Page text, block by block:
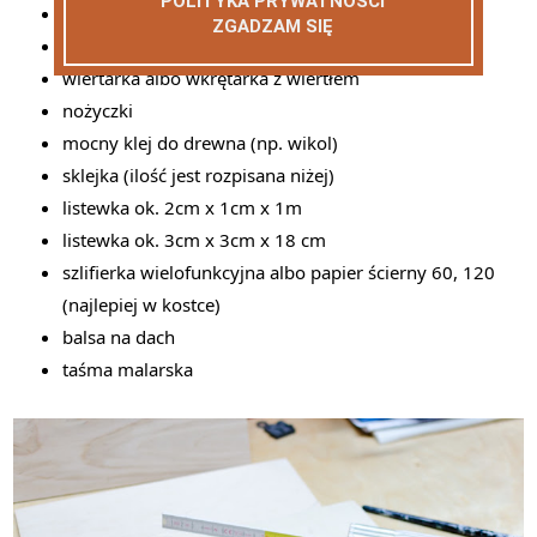
ekierka albo coś co zaznaczania kątów prostych
wiertarka albo wkrętarka z wiertłem
nożyczki
mocny klej do drewna (np. wikol)
sklejka (ilość jest rozpisana niżej)
listewka ok. 2cm x 1cm x 1m
listewka ok. 3cm x 3cm x 18 cm
szlifierka wielofunkcyjna albo papier ścierny 60, 120
(najlepiej w kostce)
balsa na dach
taśma malarska
ZGADZAM SIĘ